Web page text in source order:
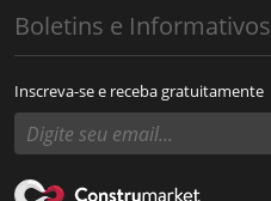
Boletins e Informativos
Inscreva-se e receba gratuitamente